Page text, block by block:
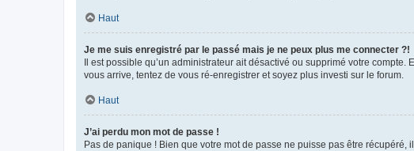
Haut
Je me suis enregistré par le passé mais je ne peux plus me connecter ?!
Il est possible qu’un administrateur ait désactivé ou supprimé votre
vous arrive, tentez de vous ré-enregistrer et soyez plus investi sur le forum.
Haut
J’ai perdu mon mot de passe !
Pas de panique ! Bien que votre mot de passe ne puisse pas être